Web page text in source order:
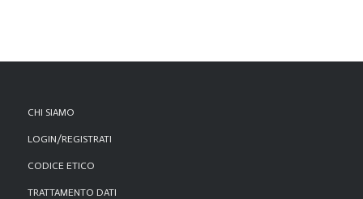
CHI SIAMO
LOGIN/REGISTRATI
CODICE ETICO
TRATTAMENTO DATI